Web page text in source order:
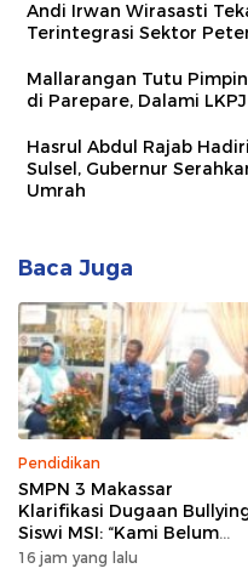
Andi Irwan Wirasasti
Terintegrasi Sektor
Mallarangan Tutu
di Parepare, Dalami
Hasrul Abdul Rajab
Sulsel, Gubernur
Umrah
Baca Juga
Pendidikan
SMPN 3 Makassar
Klarifikasi Dugaan
Siswi MSI: “Kami Belum
Menemukan Unsur
16 jam yang lalu